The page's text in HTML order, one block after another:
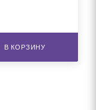
В КОРЗИНУ